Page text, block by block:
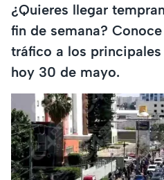
¿Quieres llegar
fin de semana?
tráfico a los
hoy 30 de mayo.